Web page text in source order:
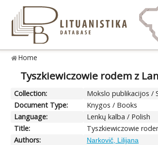
Home
Tyszkiewiczowie rodem z
Collection:
Mokslo publikacijos /
Document Type:
Knygos / Books
Language:
Lenkų kalba / Polish
Title:
Tyszkiewiczowie
Authors:
Narkovič, Lilijana